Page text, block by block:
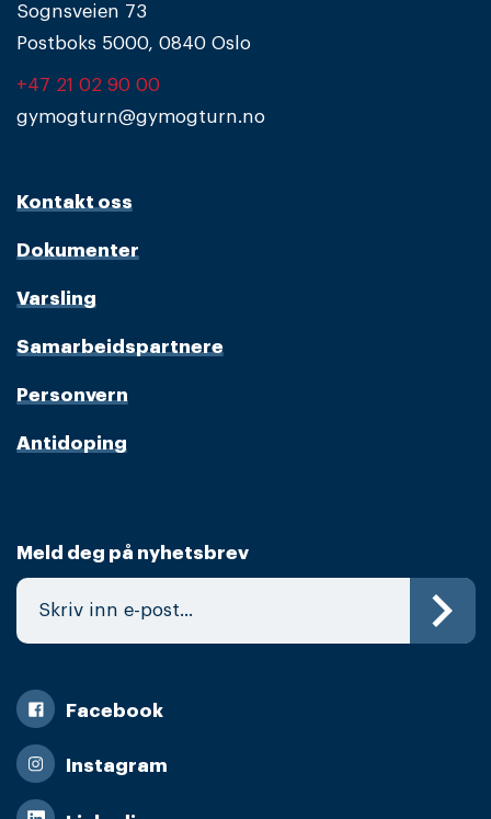
Sognsveien 73
Postboks 5000, 0840 Oslo
+47 21 02 90 00
gymogturn@gymogturn.no
Kontakt oss
Dokumenter
Varsling
Samarbeidspartnere
Personvern
Antidoping
Meld deg på nyhetsbrev
Facebook
Instagram